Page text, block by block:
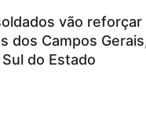
vão reforçar
dos Campos
do Estado